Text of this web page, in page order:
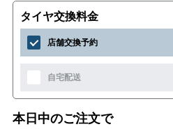
タイヤ交換料金
店舗交換予約
自宅配送
本日中のご注文で